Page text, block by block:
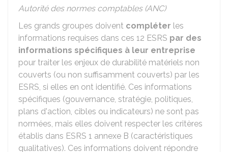
Autorité des normes comptables (ANC)
Les grands groupes doivent compléter les
informations requises dans ces 12 ESRS par des
informations spécifiques à leur entreprise
pour traiter les enjeux de durabilité matériels non
couverts (ou non suffisamment couverts) par les
ESRS, si elles en ont identifié. Ces informations
spécifiques (gouvernance, stratégie, politiques,
plans d'action, cibles ou indicateurs) ne sont pas
normées, mais elles doivent respecter les critères
établis dans ESRS 1 annexe B (caractéristiques
qualitatives). Ces informations doivent répondre